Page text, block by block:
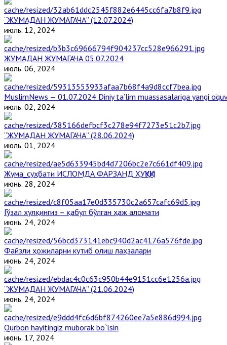
“ЖУМАДАН ЖУМАГАЧА” (12.07.2024)
июль. 12, 2024
ЖУМАДАН ЖУМАГАЧА 05.07.2024
июль. 06, 2024
MuslimNews — 01.07.2024 Diniy ta’lim muassasalariga yangi
июль. 02, 2024
“ЖУМАДАН ЖУМАГАЧА” (28.06.2024)
июль. 01, 2024
Жума_суҳбати ИСЛОМДА ФАРЗАНД ҲУҚУҚИ
июнь. 28, 2024
Гўзал хулқингиз – қабул бўлган ҳаж аломати
июнь. 24, 2024
Файзли ҳожиларни кутиб олиш лаҳзалари
июнь. 24, 2024
“ЖУМАДАН ЖУМАГАЧА” (21.06.2024)
июнь. 24, 2024
Qurbon hayitingiz muborak bo`lsin
июнь. 17, 2024